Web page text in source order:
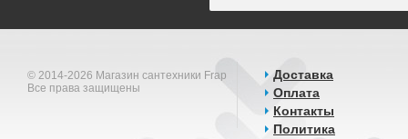
© 2014-2026 Магазин сантехники Frap
Все права защищены
Доставка
Оплата
Контакты
Политика